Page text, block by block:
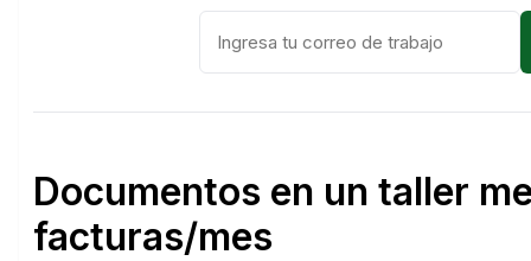
Documentos en un taller
facturas/mes